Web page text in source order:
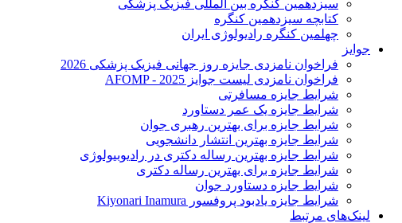
سیزدهمین کنگره بین المللی فیزیک پزشکی
کتابچه سیزدهمین کنگره
چهلمین کنگره رادیولوژی ایران
جوایز
فراخوان نامزدی جایزه روز جهانی فیزیک پزشکی 2026
فراخوان نامزدی لیست جوایز AFOMP - 2025
شرایط جایزه مسافرتی
شرایط جایزه یک عمر دستاورد
شرایط جایزه برای بهترین رهبری جوان
شرایط جایزه بهترین انتشار دانشجویی
شرایط جایزه بهترین رساله دکتری در رادیوبیولوژی
شرایط جایزه برای بهترین رساله دکتری
شرایط جایزه دستاورد جوان
شرایط جایزه یادبود پروفسور Kiyonari Inamura
لینک‌های مرتبط